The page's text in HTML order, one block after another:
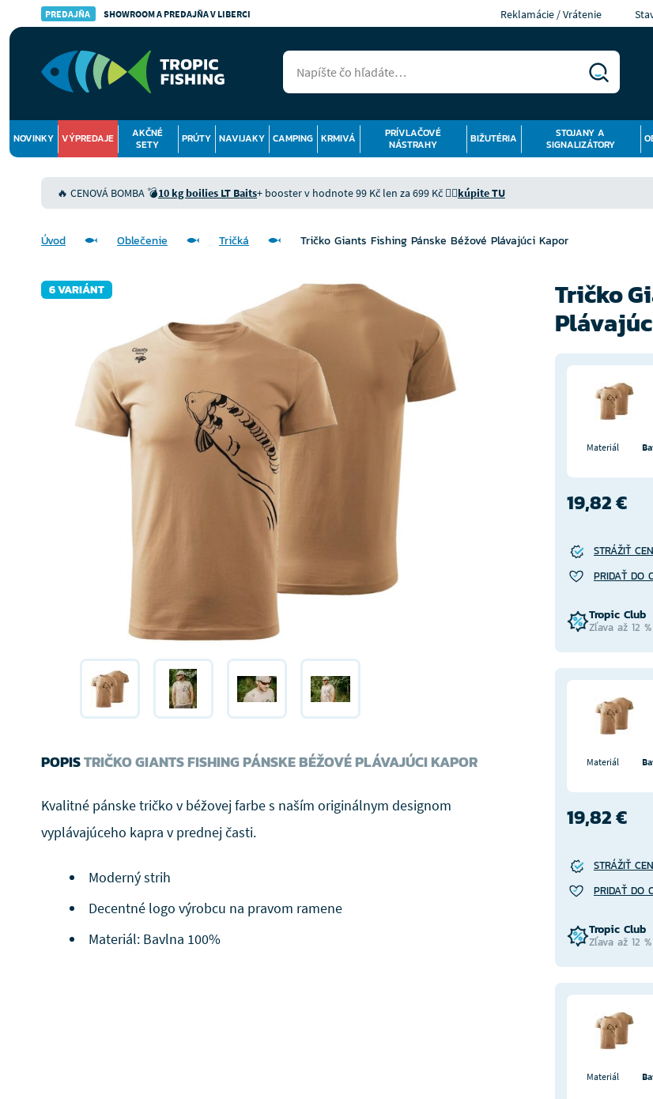
PREDAJŇA SHOWROOM A PREDAJŇA V LIBERCI Reklamácie / Vrátenie
NOVINKY VÝPREDAJE
AKČNÉ
SETY
PRÚTY NAVIJAKY CAMPING KRMIVÁ
PRÍVLAČOVÉ
NÁSTRAHY
BIŽUTÉRIA
STOJANY A
SIGNALIZÁTORY
🔥 CENOVÁ BOMBA 💣10 kg boilies LT Baits+ booster v hodnote 99 Kč len za 699 Kč 👉🏻kúpite TU
Úvod Oblečenie Tričká Tričko Giants Fishing Pánske Béžové Plávajúci Kapor
6 VARIÁNT
POPISTRIČKO GIANTS FISHING PÁNSKE BÉŽOVÉ PLÁVAJÚCI KAPOR
Kvalitné pánske tričko v béžovej farbe s naším originálnym designom
vyplávajúceho kapra v prednej časti.
Moderný strih
Decentné logo výrobcu na pravom ramene
Materiál: Bavlna 100%
Tričko
Materiál
19,82 €
STRÁŽIŤ
PRIDAŤ DO
Tropic Club
Zľava až 12 %
Materiál
19,82 €
STRÁŽIŤ
PRIDAŤ DO
Tropic Club
Zľava až 12 %
Materiál